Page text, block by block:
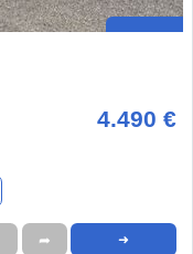
4.490 €
➦ ➜